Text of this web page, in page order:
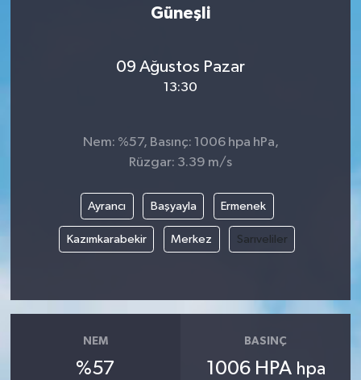
Güneşli
09 Ağustos Pazar
13:30
Nem: %57, Basınç: 1006 hpa hPa,
Rüzgar: 3.39 m/s
Ayrancı Başyayla Ermenek
Kazımkarabekir Merkez Sarıveliler
NEM
%57
BASINÇ
1006 HPA hpa